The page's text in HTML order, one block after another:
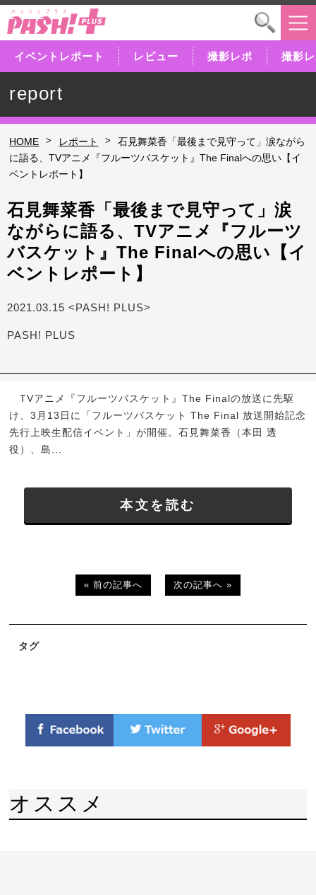
イベントレポート レビュー 撮影レポ 撮影
report
HOME > レポート >
石見舞菜香「最後まで見守って」涙ながら
に語る、TVアニメ『フルーツバスケット』The Finalへの思い【イ
ベントレポート】
石見舞菜香「最後まで見守って」涙
ながらに語る、TVアニメ『フルーツ
バスケット』The Finalへの思い【イ
ベントレポート】
2021.03.15 <PASH! PLUS>
PASH! PLUS
TVアニメ『フルーツバスケット』The Finalの放送に先駆
け、3月13日に「フルーツバスケット The Final 放送開始記念
先行上映生配信イベント」が開催。石見舞菜香（本田 透
役）、島...
本文を読む
« 前の記事へ 次の記事へ »
タグ
オススメ